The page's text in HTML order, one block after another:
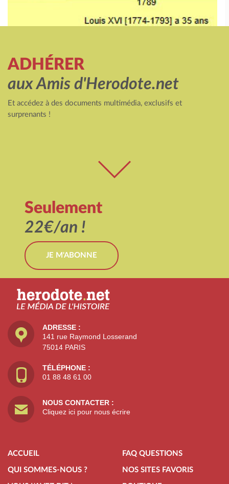
ADHÉRER
aux Amis d'Herodote.net
Et accédez à des documents multimédia, exclusifs et
surprenants !
Seulement
22€/an !
JE M'ABONNE
ADRESSE :
141 rue Raymond Losserand
75014 PARIS
TÉLÉPHONE :
01 88 48 61 00
NOUS CONTACTER :
Cliquez ici pour nous écrire
ACCUEIL
QUI SOMMES-NOUS ?
FAQ QUESTIONS
NOS SITES FAVORIS